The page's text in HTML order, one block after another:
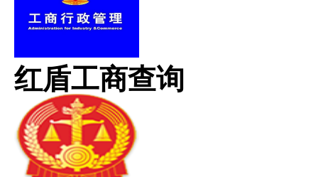
红盾工商查询